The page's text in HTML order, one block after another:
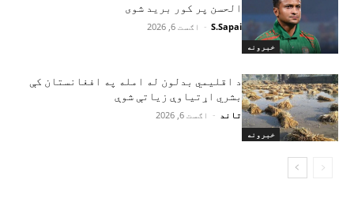
خبرونه
الحسن پر کور برید شوی
S.Sapai
- اګست 6, 2026
خبرونه
د اقلیمي بدلون له امله په افغانستان کې
بشري اړتیاوې زیاتې شوې
تاند - اګست 6, 2026